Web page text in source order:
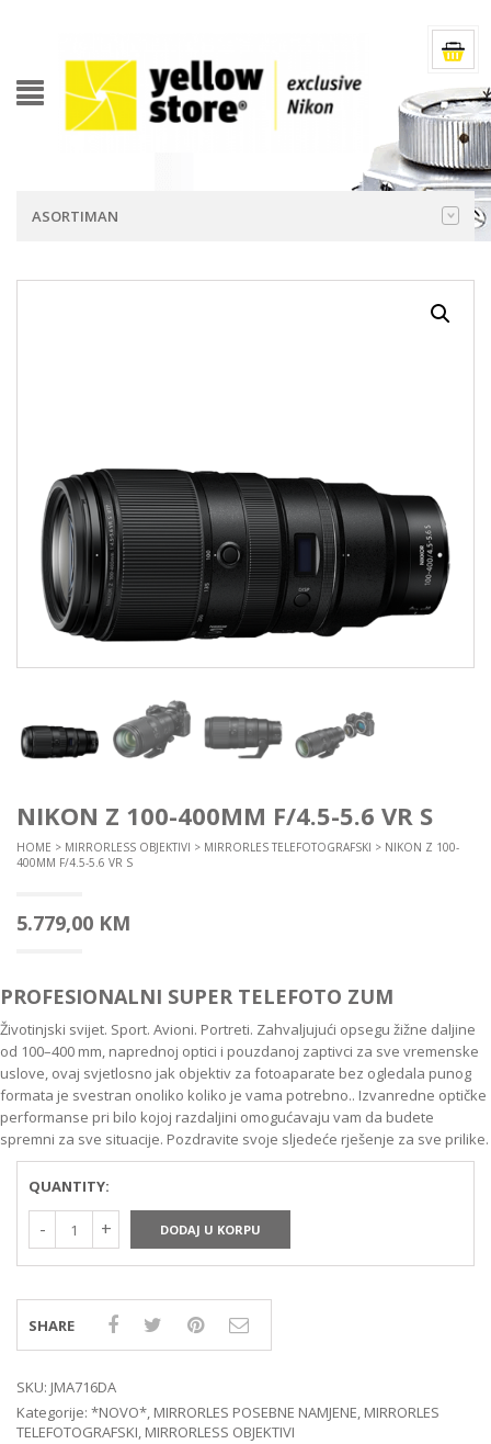
ASORTIMAN
NIKON Z 100-400MM F/4.5-5.6 VR S
HOME > MIRRORLESS OBJEKTIVI > MIRRORLES TELEFOTOGRAFSKI > NIKON Z 100-
400MM F/4.5-5.6 VR S
5.779,00 KM
PROFESIONALNI SUPER TELEFOTO ZUM
Životinjski svijet. Sport. Avioni. Portreti. Zahvaljujući opsegu žižne daljine
od 100–400 mm, naprednoj optici i pouzdanoj zaptivci za sve vremenske
uslove, ovaj svjetlosno jak objektiv za fotoaparate bez ogledala punog
formata je svestran onoliko koliko je vama potrebno.. Izvanredne optičke
performanse pri bilo kojoj razdaljini omogućavaju vam da budete
spremni za sve situacije. Pozdravite svoje sljedeće rješenje za sve prilike.
QUANTITY:
DODAJ U KORPU
SHARE
SKU: JMA716DA
Kategorije: *NOVO*, MIRRORLES POSEBNE NAMJENE, MIRRORLES
TELEFOTOGRAFSKI, MIRRORLESS OBJEKTIVI